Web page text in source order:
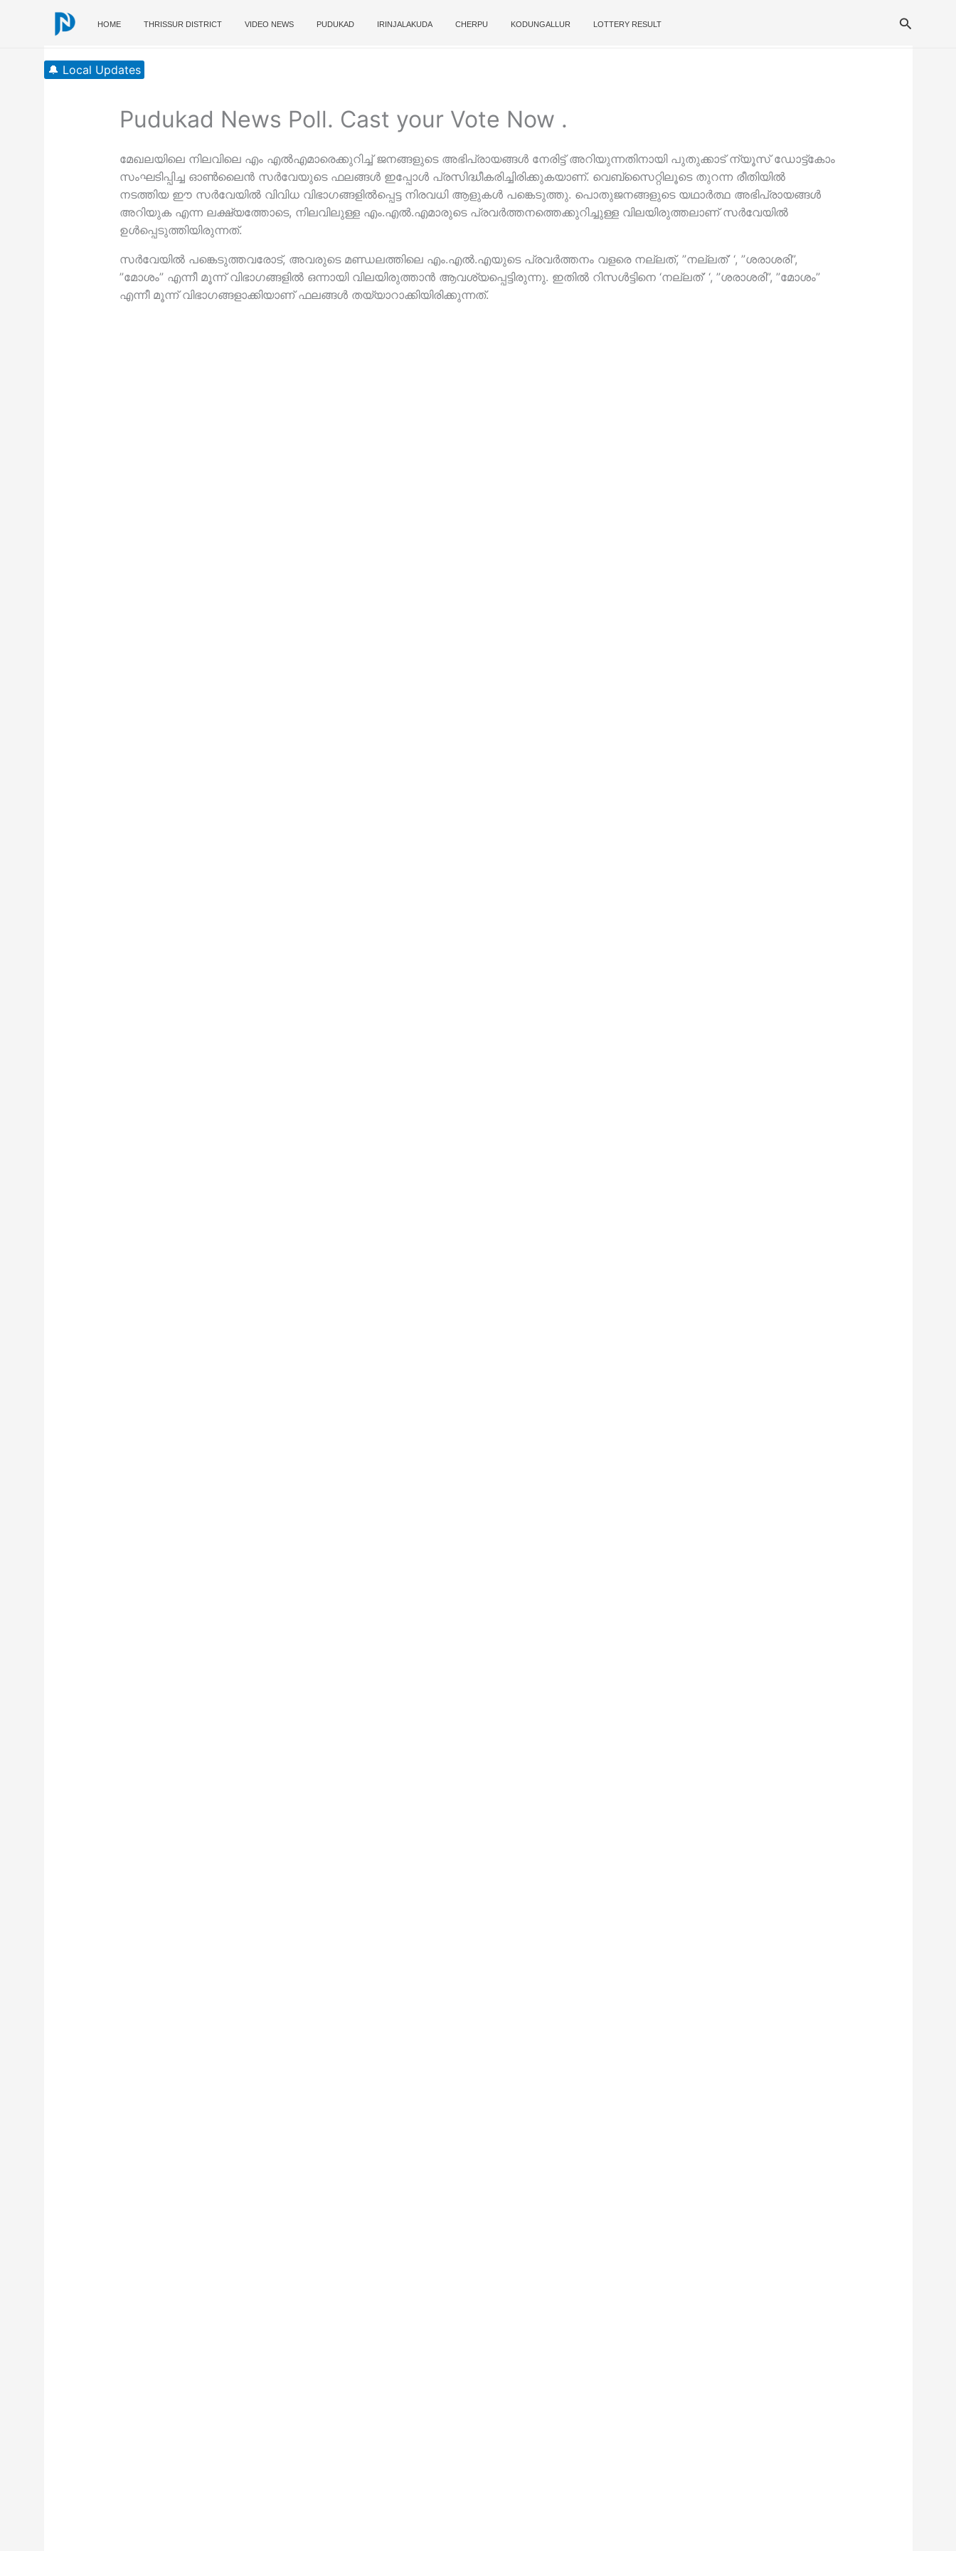
HOME THRISSUR DISTRICT VIDEO NEWS PUDUKAD IRINJALAKUDA CHERPU KODUNGALLUR LOTTERY RESULT Search
🔔 Local Updates
Pudukad News Poll. Cast your Vote Now .
മേഖലയിലെ നിലവിലെ എം എല്‍എമാരെക്കുറിച്ച് ജനങ്ങളുടെ അഭിപ്രായങ്ങള്‍ നേരിട്ട് അറിയുന്നതിനായി പുതുക്കാട് ന്യൂസ് ഡോട്ട്കോം
സംഘടിപ്പിച്ച ഓണ്‍ലൈന്‍ സര്‍വേയുടെ ഫലങ്ങള്‍ ഇപ്പോള്‍ പ്രസിദ്ധീകരിച്ചിരിക്കുകയാണ്. വെബ്‌സൈറ്റിലൂടെ തുറന്ന രീതിയില്‍
നടത്തിയ ഈ സര്‍വേയില്‍ വിവിധ വിഭാഗങ്ങളില്‍പ്പെട്ട നിരവധി ആളുകള്‍ പങ്കെടുത്തു. പൊതുജനങ്ങളുടെ യഥാര്‍ത്ഥ അഭിപ്രായങ്ങള്‍
അറിയുക എന്ന ലക്ഷ്യത്തോടെ, നിലവിലുള്ള എം.എല്‍.എമാരുടെ പ്രവര്‍ത്തനത്തെക്കുറിച്ചുള്ള വിലയിരുത്തലാണ് സര്‍വേയില്‍
ഉള്‍പ്പെടുത്തിയിരുന്നത്.
സര്‍വേയില്‍ പങ്കെടുത്തവരോട്, അവരുടെ മണ്ഡലത്തിലെ എം.എല്‍.എയുടെ പ്രവര്‍ത്തനം വളരെ നല്ലത്, ”നല്ലത്’ ‘, ”ശരാശരി”,
”മോശം” എന്നീ മൂന്ന് വിഭാഗങ്ങളില്‍ ഒന്നായി വിലയിരുത്താന്‍ ആവശ്യപ്പെട്ടിരുന്നു. ഇതില്‍ റിസള്‍ട്ടിനെ ‘നല്ലത്’ ‘, ”ശരാശരി”, ”മോശം”
എന്നീ മൂന്ന് വിഭാഗങ്ങളാക്കിയാണ് ഫലങ്ങള്‍ തയ്യാറാക്കിയിരിക്കുന്നത്.